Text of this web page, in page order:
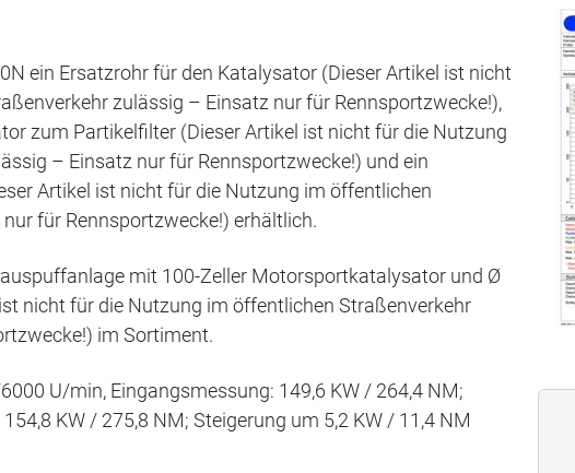
ein Ersatzrohr für den Katalysator (Dieser Artikel ist nicht
zulässig – Einsatz nur für Rennsportzwecke!),
zum Partikelfilter (Dieser Artikel ist nicht für die Nutzung
– Einsatz nur für Rennsportzwecke!) und ein
Artikel ist nicht für die Nutzung im öffentlichen
für Rennsportzwecke!) erhältlich.
mit 100-Zeller Motorsportkatalysator und Ø
nicht für die Nutzung im öffentlichen Straßenverkehr
im Sortiment.
U/min, Eingangsmessung: 149,6 KW / 264,4 NM;
KW / 275,8 NM; Steigerung um 5,2 KW / 11,4 NM